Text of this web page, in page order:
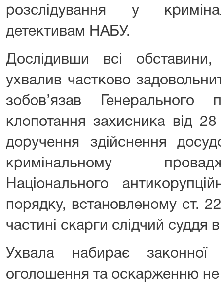
розслідування у
детективам НАБУ.
Дослідивши всі
ухвалив частково
зобов’язав Генерального
клопотання захисника від
доручення здійснення
кримінальному
Національного
порядку, встановленому ст.
частині скарги слідчий суддя
Ухвала набирає
оголошення та оскарженню не